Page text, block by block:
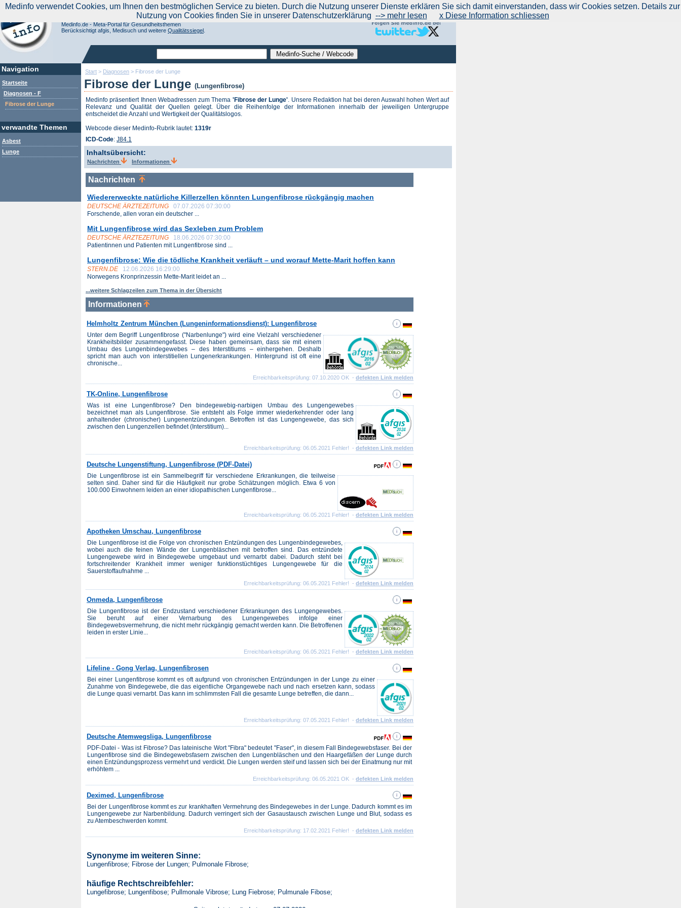
Start > Diagnosen > Fibrose der Lunge
Fibrose der Lunge (Lungenfibrose)
Medinfo präsentiert Ihnen Webadressen zum Thema 'Fibrose der Lunge'. Unsere Redaktion hat bei deren Auswahl hohen Wert auf
Relevanz und Qualität der Quellen gelegt. Über die Reihenfolge der Informationen innerhalb der jeweiligen Untergruppe
entscheidet die Anzahl und Wertigkeit der Qualitätslogos.
Webcode dieser Medinfo-Rubrik lautet: 1319r
ICD-Code: J84.1
Inhaltsübersicht:
Nachrichten Informationen
Nachrichten
Wiedererweckte natürliche Killerzellen könnten Lungenfibrose rückgängig machen
DEUTSCHE ÄRZTEZEITUNG
07.07.2026 07:30:00
Forschende, allen voran ein deutscher ...
Mit Lungenfibrose wird das Sexleben zum Problem
DEUTSCHE ÄRZTEZEITUNG
18.06.2026 07:30:00
Patientinnen und Patienten mit Lungenfibrose sind ...
Lungenfibrose: Wie die tödliche Krankheit verläuft – und worauf Mette-Marit hoffen kann
STERN.DE
12.06.2026 16:29:00
Norwegens Kronprinzessin Mette-Marit leidet an ...
...weitere Schlagzeilen zum Thema in der Übersicht
Informationen
Helmholtz Zentrum München (Lungeninformationsdienst): Lungenfibrose
Unter dem Begriff Lungenfibrose ("Narbenlunge") wird eine Vielzahl verschiedener
Krankheitsbilder zusammengefasst. Diese haben gemeinsam, dass sie mit einem
Umbau des Lungenbindegewebes – des Interstitiums – einhergehen. Deshalb
spricht man auch von interstitiellen Lungenerkrankungen. Hintergrund ist oft eine
chronische...
Erreichbarkeitsprüfung: 07.10.2020 OK - defekten Link melden
TK-Online, Lungenfibrose
Was ist eine Lungenfibrose? Den bindegewebig-narbigen Umbau des Lungengewebes
bezeichnet man als Lungenfibrose. Sie entsteht als Folge immer wiederkehrender oder lang
anhaltender (chronischer) Lungenentzündungen. Betroffen ist das Lungengewebe, das sich
zwischen den Lungenzellen befindet (Interstitium)...
Erreichbarkeitsprüfung: 06.05.2021 Fehler! - defekten Link melden
Deutsche Lungenstiftung, Lungenfibrose (PDF-Datei)
Die Lungenfibrose ist ein Sammelbegriff für verschiedene Erkrankungen, die teilweise
selten sind. Daher sind für die Häufigkeit nur grobe Schätzungen möglich. Etwa 6 von
100.000 Einwohnern leiden an einer idiopathischen Lungenfibrose...
Erreichbarkeitsprüfung: 06.05.2021 Fehler! - defekten Link melden
Apotheken Umschau, Lungenfibrose
Die Lungenfibrose ist die Folge von chronischen Entzündungen des Lungenbindegewebes,
wobei auch die feinen Wände der Lungenbläschen mit betroffen sind. Das entzündete
Lungengewebe wird in Bindegewebe umgebaut und vernarbt dabei. Dadurch steht bei
fortschreitender Krankheit immer weniger funktionstüchtiges Lungengewebe für die
Sauerstoffaufnahme ...
Erreichbarkeitsprüfung: 06.05.2021 Fehler! - defekten Link melden
Onmeda, Lungenfibrose
Die Lungenfibrose ist der Endzustand verschiedener Erkrankungen des Lungengewebes.
Sie beruht auf einer Vernarbung des Lungengewebes infolge einer
Bindegewebsvermehrung, die nicht mehr rückgängig gemacht werden kann. Die Betroffenen
leiden in erster Linie...
Erreichbarkeitsprüfung: 06.05.2021 Fehler! - defekten Link melden
Lifeline - Gong Verlag, Lungenfibrosen
Bei einer Lungenfibrose kommt es oft aufgrund von chronischen Entzündungen in der Lunge zu einer
Zunahme von Bindegewebe, die das eigentliche Organgewebe nach und nach ersetzen kann, sodass
die Lunge quasi vernarbt. Das kann im schlimmsten Fall die gesamte Lunge betreffen, die dann...
Erreichbarkeitsprüfung: 07.05.2021 Fehler! - defekten Link melden
Deutsche Atemwegsliga, Lungenfibrose
PDF-Datei - Was ist Fibrose? Das lateinische Wort "Fibra" bedeutet "Faser", in diesem Fall Bindegewebsfaser. Bei der
Lungenfibrose sind die Bindegewebsfasern zwischen den Lungenbläschen und den Haargefäßen der Lunge durch
einen Entzündungsprozess vermehrt und verdickt. Die Lungen werden steif und lassen sich bei der Einatmung nur mit
erhöhtem ...
Erreichbarkeitsprüfung: 06.05.2021 OK - defekten Link melden
Deximed, Lungenfibrose
Bei der Lungenfibrose kommt es zur krankhaften Vermehrung des Bindegewebes in der Lunge. Dadurch kommt es im
Lungengewebe zur Narbenbildung. Dadurch verringert sich der Gasaustausch zwischen Lunge und Blut, sodass es
zu Atembeschwerden kommt.
Erreichbarkeitsprüfung: 17.02.2021 Fehler! - defekten Link melden
Synonyme im weiteren Sinne:
Lungenfibrose; Fibrose der Lungen; Pulmonale Fibrose;
häufige Rechtschreibfehler:
Lungefibrose; Lungenfibose; Pullmonale Vibrose; Lung Fiebrose; Pulmunale Fibose;
Navigation
Startseite
Diagnosen - F
Fibrose der Lunge
verwandte Themen
Asbest
Lunge
Aktuelle Nachrichten|Nachrichtentrend | werben auf Medinfo|Anbieter hinzufügen (Gratis!)|über Medinfo|Feedback
Suchen Sie noch oder Finden Sie schon?
Medinfo.de - Meta-Portal für Gesundheitsthemen
Berücksichtigt afgis, Medisuch und weitere Qualitätssiegel
Medinfo verwendet Cookies, um Ihnen den bestmöglichen Service zu bieten. Durch die Nutzung unserer Dienste erklären Sie sich damit einverstanden, dass wir Cookies setzen. Details zur
Nutzung von Cookies finden Sie in unserer Datenschutzerklärung --> mehr lesen x Diese Information schliessen